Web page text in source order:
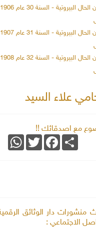
علاء السيد
مع اصدقائك !!
Share
Facebook
Twitter
منشورات دار الوثائق الرقمية
الاجتماعي :